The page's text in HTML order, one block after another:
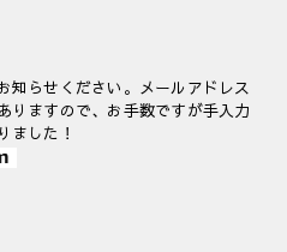
知らせください。メールアドレス
りますので、お手数ですが手入力
ました！